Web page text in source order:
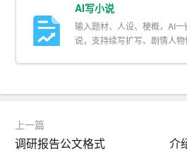
1. 标准字体：一般而言，签发人
体或者仿宋体。这些字体端庄、
格。
2. 合适字号：字号的选择需要保
字号不应小于公文正文的字号。
AI写小说
输入题材、人设、梗概，AI
说，支持续写扩写、剧情人物
上一篇
调研报告公文格式